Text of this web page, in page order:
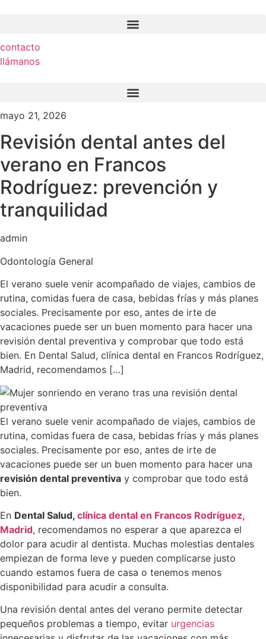
contacto
llámanos
mayo 21, 2026
Revisión dental antes del
verano en Francos
Rodríguez: prevención y
tranquilidad
admin
Odontología General
El verano suele venir acompañado de viajes, cambios de
rutina, comidas fuera de casa, bebidas frías y más planes
sociales. Precisamente por eso, antes de irte de
vacaciones puede ser un buen momento para hacer una
revisión dental preventiva y comprobar que todo está
bien. En Dental Salud, clínica dental en Francos Rodríguez,
Madrid, recomendamos […]
El verano suele venir acompañado de viajes, cambios de
rutina, comidas fuera de casa, bebidas frías y más planes
sociales. Precisamente por eso, antes de irte de
vacaciones puede ser un buen momento para hacer una
revisión dental preventiva y comprobar que todo está
bien.
En Dental Salud, clínica dental en Francos Rodríguez,
Madrid, recomendamos no esperar a que aparezca el
dolor para acudir al dentista. Muchas molestias dentales
empiezan de forma leve y pueden complicarse justo
cuando estamos fuera de casa o tenemos menos
disponibilidad para acudir a consulta.
Una revisión dental antes del verano permite detectar
pequeños problemas a tiempo, evitar urgencias